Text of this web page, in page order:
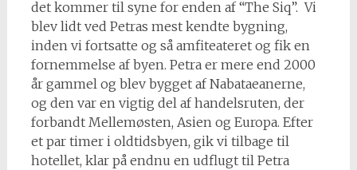
det kommer til syne for enden af “The Siq”. Vi
blev lidt ved Petras mest kendte bygning,
inden vi fortsatte og så amfiteateret og fik en
fornemmelse af byen. Petra er mere end 2000
år gammel og blev bygget af Nabataeanerne,
og den var en vigtig del af handelsruten, der
forbandt Mellemøsten, Asien og Europa. Efter
et par timer i oldtidsbyen, gik vi tilbage til
hotellet, klar på endnu en udflugt til Petra